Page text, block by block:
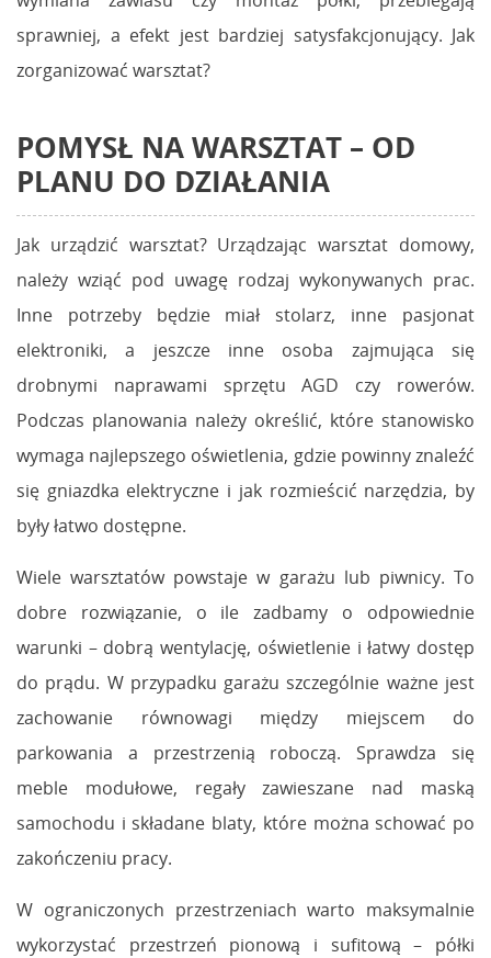
sprawniej, a efekt jest bardziej satysfakcjonujący. Jak
zorganizować warsztat?
POMYSŁ NA WARSZTAT – OD
PLANU DO DZIAŁANIA
Jak urządzić warsztat? Urządzając warsztat domowy,
należy wziąć pod uwagę rodzaj wykonywanych prac.
Inne potrzeby będzie miał stolarz, inne pasjonat
elektroniki, a jeszcze inne osoba zajmująca się
drobnymi naprawami sprzętu AGD czy rowerów.
Podczas planowania należy określić, które stanowisko
wymaga najlepszego oświetlenia, gdzie powinny znaleźć
się gniazdka elektryczne i jak rozmieścić narzędzia, by
były łatwo dostępne.
Wiele warsztatów powstaje w garażu lub piwnicy. To
dobre rozwiązanie, o ile zadbamy o odpowiednie
warunki – dobrą wentylację, oświetlenie i łatwy dostęp
do prądu. W przypadku garażu szczególnie ważne jest
zachowanie równowagi między miejscem do
parkowania a przestrzenią roboczą. Sprawdza się
meble modułowe, regały zawieszane nad maską
samochodu i składane blaty, które można schować po
zakończeniu pracy.
W ograniczonych przestrzeniach warto maksymalnie
wykorzystać przestrzeń pionową i sufitową – półki